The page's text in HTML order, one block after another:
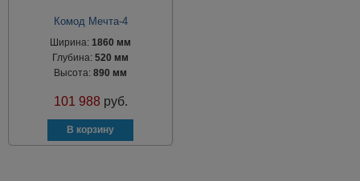
Комод Мечта-4
Ширина:1860 мм
Глубина:520 мм
Высота:890 мм
101 988 руб.